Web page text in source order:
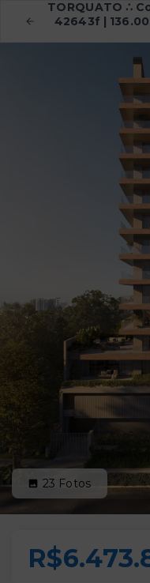
TORQUATO ∴
42643f |
23 Fotos